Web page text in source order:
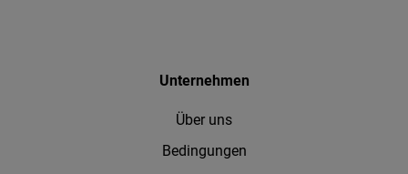
Unternehmen
Über uns
Bedingungen